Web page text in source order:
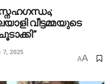
വീട്ടമ്മയുടെ
2025
AA